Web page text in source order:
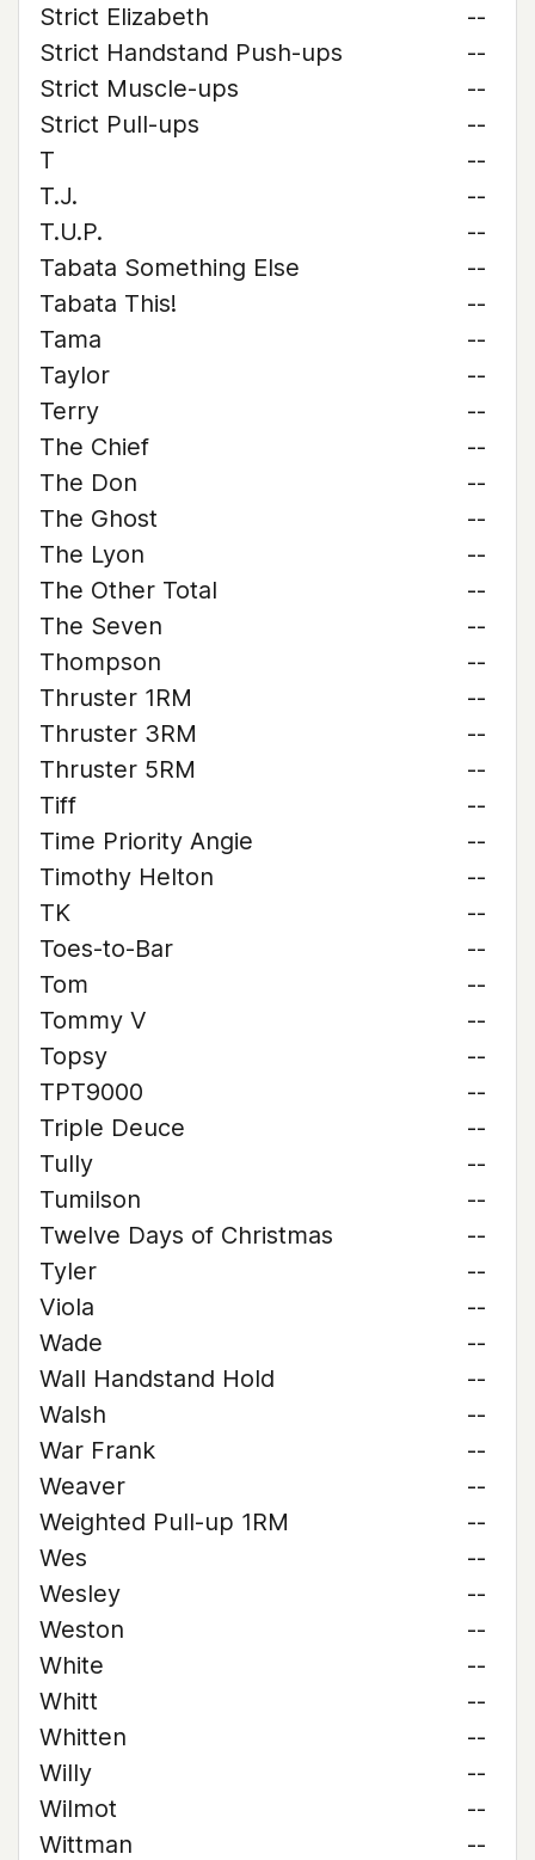
Strict Elizabeth
--
Strict Handstand Push-ups
--
Strict Muscle-ups
--
Strict Pull-ups
--
T
--
T.J.
--
T.U.P.
--
Tabata Something Else
--
Tabata This!
--
Tama
--
Taylor
--
Terry
--
The Chief
--
The Don
--
The Ghost
--
The Lyon
--
The Other Total
--
The Seven
--
Thompson
--
Thruster 1RM
--
Thruster 3RM
--
Thruster 5RM
--
Tiff
--
Time Priority Angie
--
Timothy Helton
--
TK
--
Toes-to-Bar
--
Tom
--
Tommy V
--
Topsy
--
TPT9000
--
Triple Deuce
--
Tully
--
Tumilson
--
Twelve Days of Christmas
--
Tyler
--
Viola
--
Wade
--
Wall Handstand Hold
--
Walsh
--
War Frank
--
Weaver
--
Weighted Pull-up 1RM
--
Wes
--
Wesley
--
Weston
--
White
--
Whitt
--
Whitten
--
Willy
--
Wilmot
--
Wittman
--